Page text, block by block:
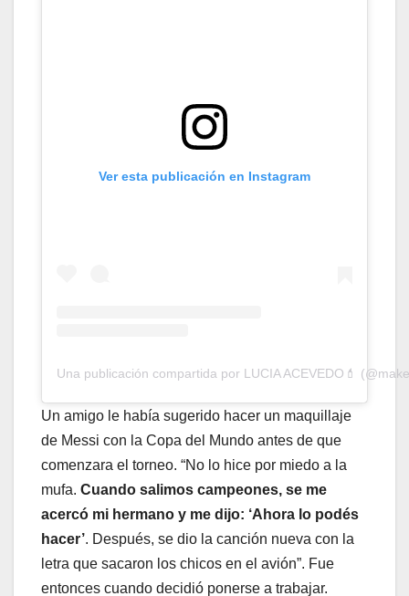
Ver esta publicación en Instagram
Una publicación compartida por LUCIA ACEVEDO💄
Un amigo le había sugerido hacer un maquillaje
de Messi con la Copa del Mundo antes de que
comenzara el torneo. “No lo hice por miedo a la
mufa. Cuando salimos campeones, se me
acercó mi hermano y me dijo: ‘Ahora lo podés
hacer’. Después, se dio la canción nueva con la
letra que sacaron los chicos en el avión”. Fue
entonces cuando decidió ponerse a trabajar.